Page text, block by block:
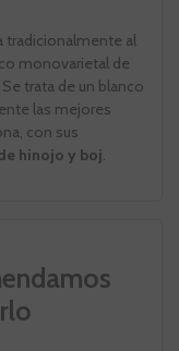
tradicionalmente al
monovarietal de
Se trata de un blanco
las mejores
con sus
hinojo y boj.